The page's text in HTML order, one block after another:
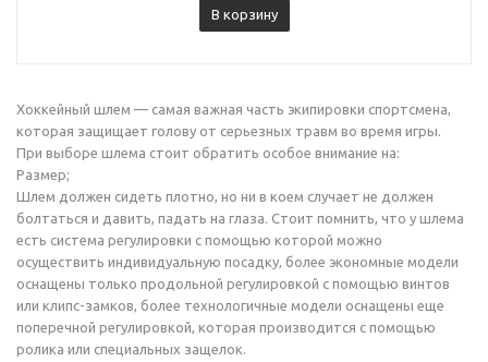
В корзину
Хоккейный шлем — самая важная часть экипировки спортсмена,
которая защищает голову от серьезных травм во время игры.
При выборе шлема стоит обратить особое внимание на:
Размер;
Шлем должен сидеть плотно, но ни в коем случает не должен
болтаться и давить, падать на глаза. Стоит помнить, что у шлема
есть система регулировки с помощью которой можно
осуществить индивидуальную посадку, более экономные модели
оснащены только продольной регулировкой с помощью винтов
или клипс-замков, более технологичные модели оснащены еще
поперечной регулировкой, которая производится с помощью
ролика или специальных защелок.